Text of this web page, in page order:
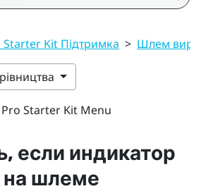
Kit Підтримка > Шлем
Starter Kit Menu
если индикатор
на шлеме